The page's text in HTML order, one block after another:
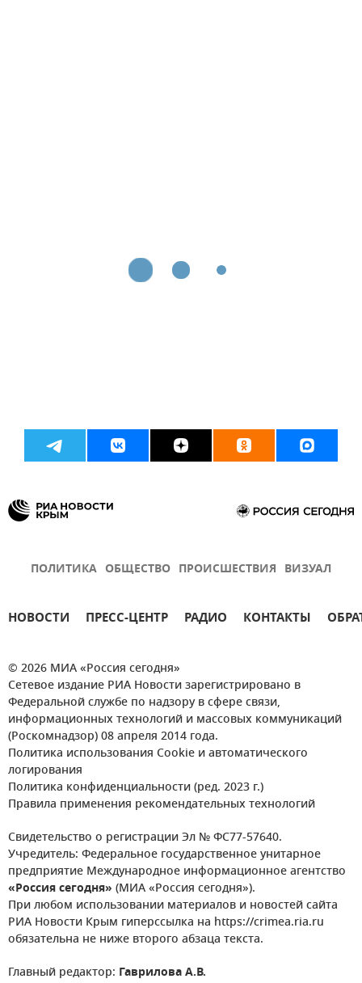
ПОЛИТИКА ОБЩЕСТВО ПРОИСШЕСТВИЯ ВИЗУАЛ
НОВОСТИ ПРЕСС-ЦЕНТР РАДИО КОНТАКТЫ
© 2026 МИА «Россия сегодня»
Сетевое издание РИА Новости зарегистрировано в
Федеральной службе по надзору в сфере связи,
информационных технологий и массовых коммуникаций
(Роскомнадзор) 08 апреля 2014 года.
Политика использования Cookie и автоматического
логирования
Политика конфиденциальности (ред. 2023 г.)
Правила применения рекомендательных технологий
Свидетельство о регистрации Эл № ФС77-57640.
Учредитель: Федеральное государственное унитарное
предприятие Международное информационное агентство
«Россия сегодня» (МИА «Россия сегодня»).
При любом использовании материалов и новостей сайта
РИА Новости Крым гиперссылка на https://crimea.ria.ru
обязательна не ниже второго абзаца текста.
Главный редактор: Гаврилова А.В.